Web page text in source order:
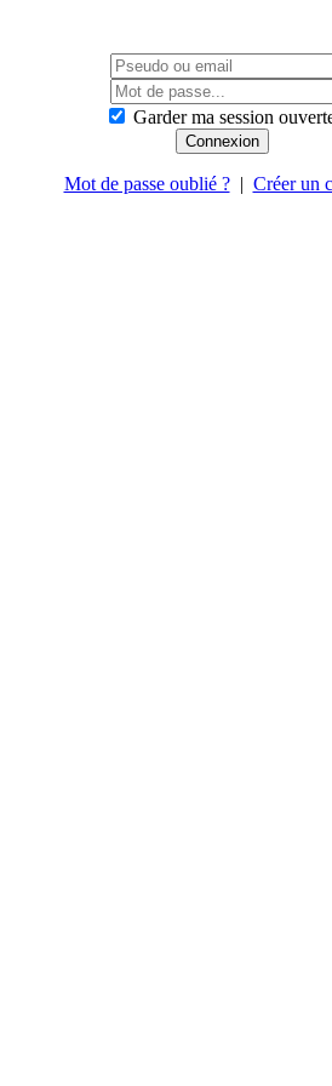
Garder ma session
Mot de passe oublié ?| Créer un